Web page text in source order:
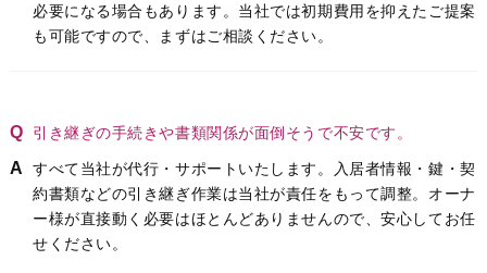
必要になる場合もあります。当社では初期費用を抑えたご提案
も可能ですので、まずはご相談ください。
引き継ぎの手続きや書類関係が面倒そうで不安です。
すべて当社が代行・サポートいたします。入居者情報・鍵・契
約書類などの引き継ぎ作業は当社が責任をもって調整。オーナ
ー様が直接動く必要はほとんどありませんので、安心してお任
せください。